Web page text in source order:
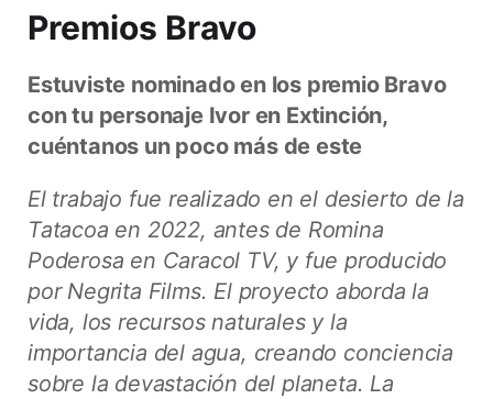
Premios Bravo
Estuviste nominado en los premio Bravo
con tu personaje Ivor en Extinción,
cuéntanos un poco más de este
El trabajo fue realizado en el desierto de la
Tatacoa en 2022, antes de Romina
Poderosa en Caracol TV, y fue producido
por Negrita Films. El proyecto aborda la
vida, los recursos naturales y la
importancia del agua, creando conciencia
sobre la devastación del planeta. La